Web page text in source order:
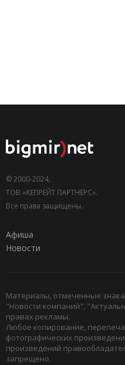
© 2000-2024,
ТОВ «КЕПРЕЙТ ПАРТНЕРС».
Все права защищены.
Афиша
Новости
Материалы, отмеченные
"Новости компаний",
правах рекламы.
Любое копирование,
фотографических
произведений
запрещено.